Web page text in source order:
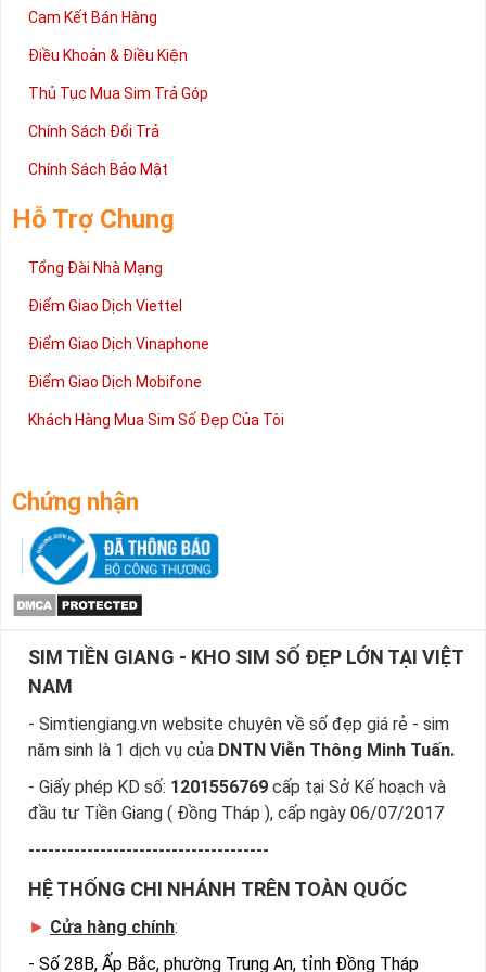
Cam Kết Bán Hàng
Điều Khoản & Điều Kiện
Thủ Tục Mua Sim Trả Góp
Chính Sách Đổi Trả
Chính Sách Bảo Mật
Hỗ Trợ Chung
Tổng Đài Nhà Mạng
Điểm Giao Dịch Viettel
Điểm Giao Dịch Vinaphone
Điểm Giao Dịch Mobifone
Khách Hàng Mua Sim Số Đẹp Của Tôi
Chứng nhận
SIM TIỀN GIANG - KHO SIM SỐ ĐẸP LỚN TẠI VIỆT
NAM
- Simtiengiang.vn website chuyên về số đẹp giá rẻ - sim
năm sinh là 1 dịch vụ của DNTN Viễn Thông Minh Tuấn.
- Giấy phép KD số: 1201556769 cấp tại Sở Kế hoạch và
đầu tư Tiền Giang ( Đồng Tháp ), cấp ngày 06/07/2017
-------------------------------------
HỆ THỐNG CHI NHÁNH TRÊN TOÀN QUỐC
► Cửa hàng chính:
- Số 28B, Ấp Bắc, phường Trung An, tỉnh Đồng Tháp